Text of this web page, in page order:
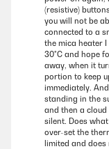
(resistive)
you will not be
connected to a
the mica heater
30°C and hope
away, when it
portion to keep
immediately.
standing in the
and then a cloud
silent. Does
over-set the
limited and